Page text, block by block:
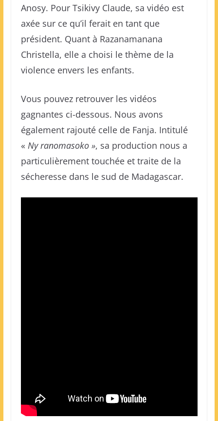
Anosy. Pour Tsikivy Claude, sa vidéo est
axée sur ce qu’il ferait en tant que
président. Quant à Razanamanana
Christella, elle a choisi le thème de la
violence envers les enfants.
Vous pouvez retrouver les vidéos
gagnantes ci-dessous. Nous avons
également rajouté celle de Fanja. Intitulé
« Ny ranomasoko », sa production nous a
particulièrement touchée et traite de la
sécheresse dans le sud de Madagascar.